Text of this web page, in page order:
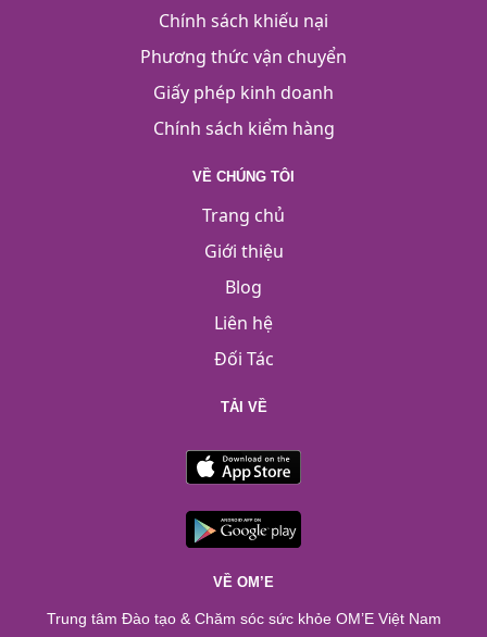
Chính sách khiếu nại
Phương thức vận chuyển
Giấy phép kinh doanh
Chính sách kiểm hàng
VỀ CHÚNG TÔI
Trang chủ
Giới thiệu
Blog
Liên hệ
Đối Tác
TẢI VỀ
VỀ OM’E
Trung tâm Đào tạo & Chăm sóc sức khỏe OM’E Việt Nam